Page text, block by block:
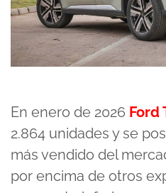
En enero de 2026 Ford
2.864 unidades y se
más vendido del
por encima de otros